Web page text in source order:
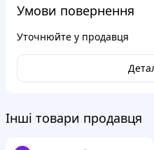
Умови повернення
Уточнюйте у продавця
Інші товари продавця